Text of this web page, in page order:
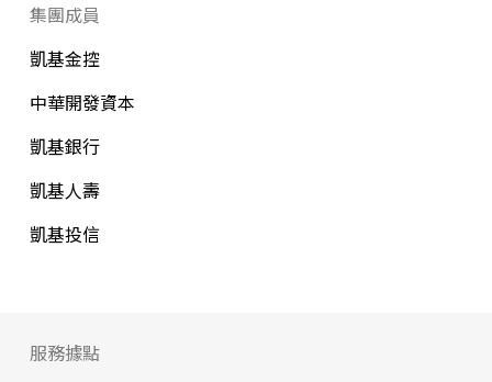
集團成員
凱基金控
中華開發資本
凱基銀行
凱基人壽
凱基投信
服務據點